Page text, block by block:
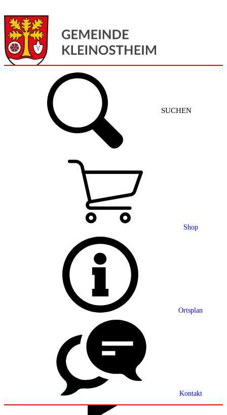
SUCHEN
Shop
Ortsplan
Kontakt
Gemeinde + Service
Grußwort
Ortsplan
Partnerschaft
Statistik
Mitteilungsblatt